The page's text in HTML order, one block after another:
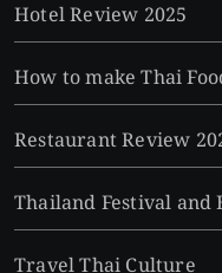
Hotel Review 2025
How to make Thai
Restaurant Review
Thailand Festival and
Travel Thai Culture